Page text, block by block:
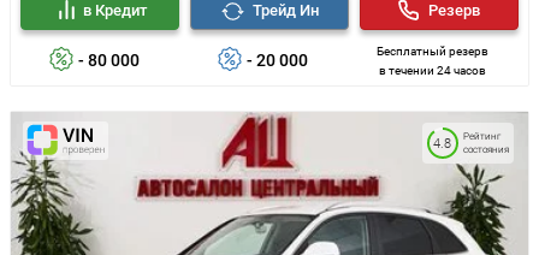
- 80 000
в Кредит
- 20 000
Трейд Ин
Бесплатный резерв
в течении 24 часов
Резерв
Рейтинг
состояния
4.8